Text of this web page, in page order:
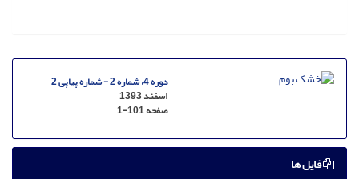
دوره 4، شماره 2 - شماره پیاپی 2
اسفند 1393
صفحه1-101
فایل ها